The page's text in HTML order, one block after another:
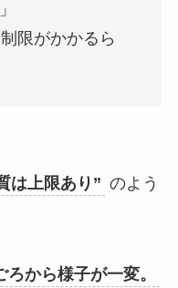
限がかかるら
は上限あり” のよう
から様子が一変。